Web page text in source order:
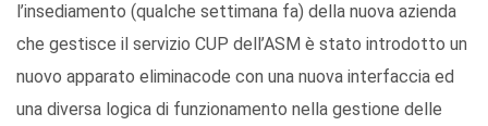
l’insediamento (qualche settimana fa) della nuova azienda
che gestisce il servizio CUP dell’ASM è stato introdotto un
nuovo apparato eliminacode con una nuova interfaccia ed
una diversa logica di funzionamento nella gestione delle